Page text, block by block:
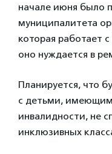
начале июня было
муниципалитета
которая работает
оно нуждается в
Планируется, что
с детьми,
инвалидности, не
инклюзивных